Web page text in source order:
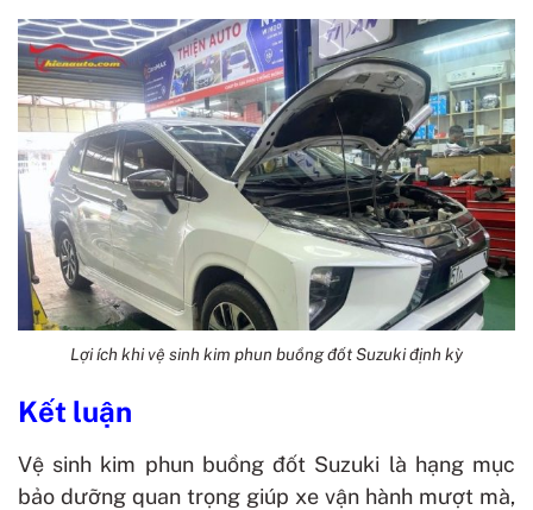
Lợi ích khi vệ sinh kim phun buồng đốt Suzuki định kỳ
Kết luận
Vệ sinh kim phun buồng đốt Suzuki là hạng mục
bảo dưỡng quan trọng giúp xe vận hành mượt mà,